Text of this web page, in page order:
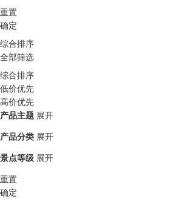
重置
确定
综合排序
全部筛选
综合排序
低价优先
高价优先
产品主题 展开
产品分类 展开
景点等级 展开
重置
确定